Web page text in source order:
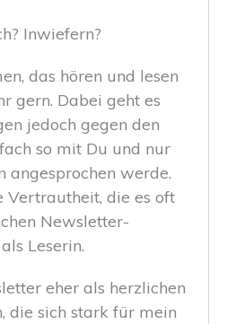
Inwiefern?
das hören und lesen
gern. Dabei geht es
jedoch gegen den
so mit Du und nur
angesprochen werde.
Vertrautheit, die es oft
Newsletter-
Leserin.
eher als herzlichen
die sich stark für mein